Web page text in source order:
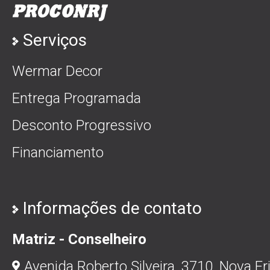
Serviços
Wermar Decor
Entrega Programada
Desconto Progressivo
Financiamento
Informações de contato
Matriz - Conselheiro
Avenida Roberto Silveira, 3710, Nova